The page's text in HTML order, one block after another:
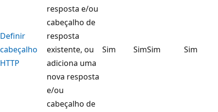
Definir
cabeçalho
HTTP
resposta e/ou
cabeçalho de
resposta
existente, ou
adiciona uma
nova resposta
e/ou
cabeçalho de
Sim SimSim Sim